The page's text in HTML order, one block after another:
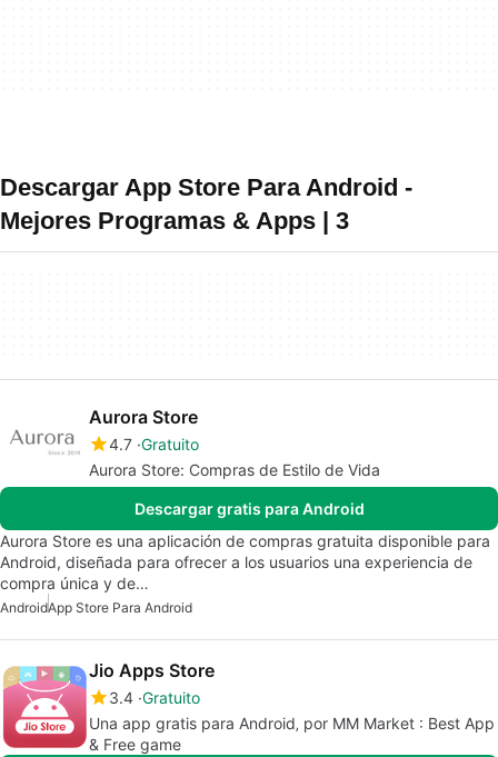
Descargar App Store Para Android -
Mejores Programas & Apps | 3
Aurora Store
4.7 Gratuito
Aurora Store: Compras de Estilo de Vida
Descargar gratis para Android
Aurora Store es una aplicación de compras gratuita disponible para
Android, diseñada para ofrecer a los usuarios una experiencia de
compra única y de…
AndroidApp Store Para Android
Jio Apps Store
3.4 Gratuito
Una app gratis para Android‚ por MM Market : Best App
& Free game